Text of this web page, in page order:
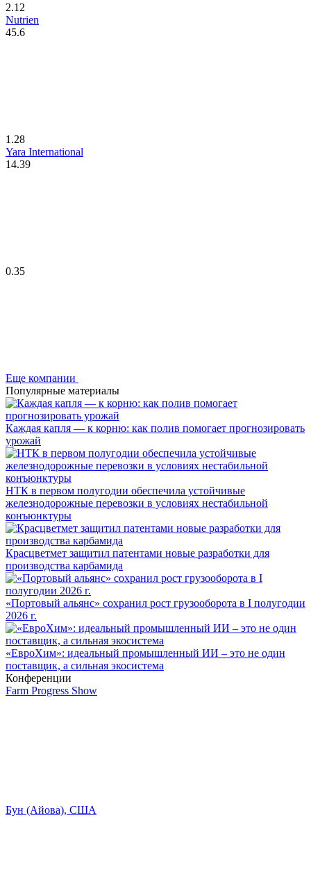
2.12
Nutrien
45.6
1.28
Yara International
14.39
0.35
Еще компании
Популярные материалы
Каждая капля — к корню: как полив помогает прогнозировать
урожай
НТК в первом полугодии обеспечила устойчивые
железнодорожные перевозки в условиях нестабильной
конъюнктуры
Красцветмет защитил патентами новые разработки для
производства карбамида
«Портовый альянс» сохранил рост грузооборота в I полугодии
2026 г.
«ЕвроХим»: идеальный промышленный ИИ – это не один
поставщик, а сильная экосистема
Конференции
Farm Progress Show
Бун (Айова), США